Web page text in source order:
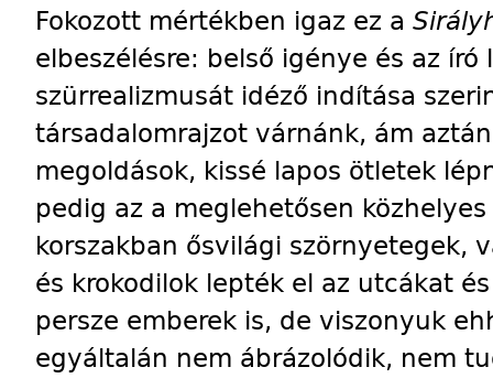
Fokozott mértékben igaz ez a
elbeszélésre: belső igénye és az
szürrealizmusát idéző indítása
társadalomrajzot várnánk, ám
megoldások, kissé lapos ötletek
pedig az a meglehetősen
korszakban ősvilági szörnyetegek,
és krokodilok lepték el az utcákat
persze emberek is, de viszonyuk
egyáltalán nem ábrázolódik, nem